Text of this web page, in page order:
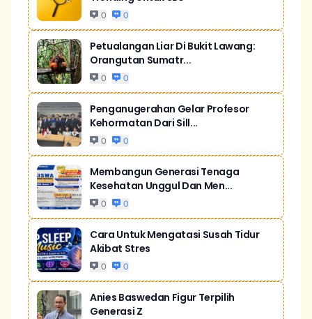
0 0
Petualangan Liar Di Bukit Lawang:
Orangutan Sumatr...
0 0
Penganugerahan Gelar Profesor
Kehormatan Dari Sill...
0 0
Membangun Generasi Tenaga
Kesehatan Unggul Dan Men...
0 0
Cara Untuk Mengatasi Susah Tidur
Akibat Stres
0 0
Anies Baswedan Figur Terpilih
Generasi Z